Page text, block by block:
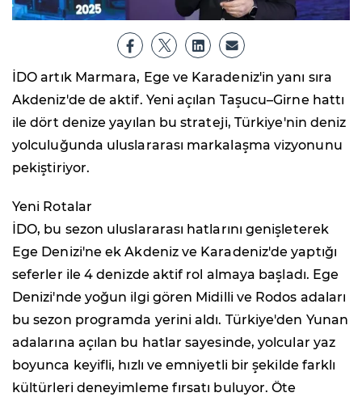
İDO artık Marmara, Ege ve Karadeniz'in yanı sıra
Akdeniz'de de aktif. Yeni açılan Taşucu–Girne hattı
ile dört denize yayılan bu strateji, Türkiye'nin deniz
yolculuğunda uluslararası markalaşma vizyonunu
pekiştiriyor.
Yeni Rotalar
İDO, bu sezon uluslararası hatlarını genişleterek
Ege Denizi'ne ek Akdeniz ve Karadeniz'de yaptığı
seferler ile 4 denizde aktif rol almaya başladı. Ege
Denizi'nde yoğun ilgi gören Midilli ve Rodos adaları
bu sezon programda yerini aldı. Türkiye'den Yunan
adalarına açılan bu hatlar sayesinde, yolcular yaz
boyunca keyifli, hızlı ve emniyetli bir şekilde farklı
kültürleri deneyimleme fırsatı buluyor. Öte